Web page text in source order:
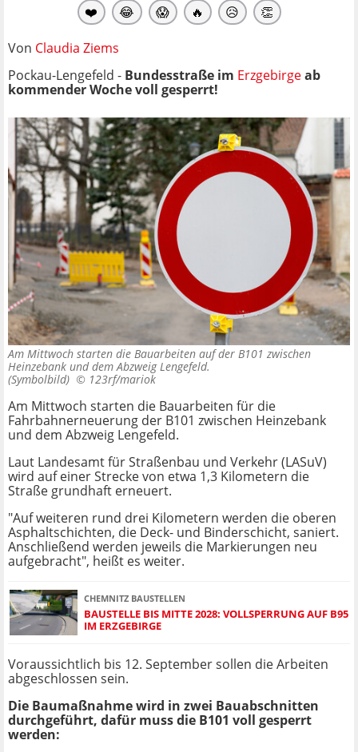
❤️ 😂 😱 🔥 😥 👏
Von Claudia Ziems
Pockau-Lengefeld - Bundesstraße im Erzgebirgeab
kommender Woche voll gesperrt!
Am Mittwoch starten die Bauarbeiten auf der B101 zwischen
Heinzebank und dem Abzweig Lengefeld.
(Symbolbild) © 123rf/mariok
Am Mittwoch starten die Bauarbeiten für die
Fahrbahnerneuerung der B101 zwischen Heinzebank
und dem Abzweig Lengefeld.
Laut Landesamt für Straßenbau und Verkehr (LASuV)
wird auf einer Strecke von etwa 1,3 Kilometern die
Straße grundhaft erneuert.
"Auf weiteren rund drei Kilometern werden die oberen
Asphaltschichten, die Deck- und Binderschicht, saniert.
Anschließend werden jeweils die Markierungen neu
aufgebracht", heißt es weiter.
CHEMNITZ BAUSTELLEN
BAUSTELLE BIS MITTE 2028: VOLLSPERRUNG AUF B95
IM ERZGEBIRGE
Voraussichtlich bis 12. September sollen die Arbeiten
abgeschlossen sein.
Die Baumaßnahme wird in zwei Bauabschnitten
durchgeführt, dafür muss die B101 voll gesperrt
werden: